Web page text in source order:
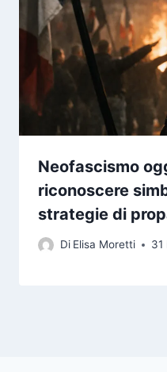
Neofascismo
riconoscere
strategie di
Di Elisa Moretti 31